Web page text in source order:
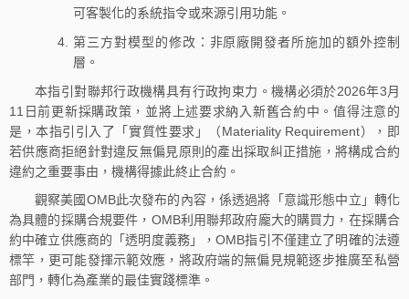
可客製化的系統指令或來源引用功能。
4. 第三方對模型的修改：非原廠開發者所施加的額外控制
層。
本指引對聯邦行政機構具有行政拘束力。機構必須於2026年3月
11日前更新採購政策，並將上述要求納入新舊合約中。值得注意的
是，本指引引入了「實質性要求」（Materiality Requirement），即
若供應商拒絕針對違反無偏見原則的產出採取糾正措施，將構成合約
違約之重要事由，機構得據此終止合約。
觀察美國OMB此次發布的內容，係透過將「意識形態中立」轉化
為具體的採購合規要件，OMB利用聯邦政府龐大的購買力，在採購合
約中確立供應商的「透明度義務」，OMB指引不僅建立了明確的法遵
標竿，更可能發揮示範效應，將政府端的無偏見規範逐步推廣至私營
部門，轉化為產業的最佳實踐標準。